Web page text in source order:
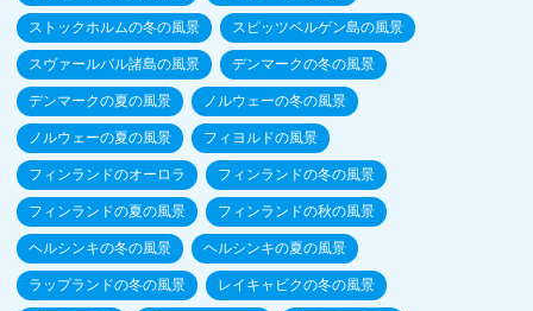
ストックホルムの冬の風景 スピッツベルゲン島の風景
スヴァールバル諸島の風景 デンマークの冬の風景
デンマークの夏の風景 ノルウェーの冬の風景
ノルウェーの夏の風景 フィヨルドの風景
フィンランドのオーロラ フィンランドの冬の風景
フィンランドの夏の風景 フィンランドの秋の風景
ヘルシンキの冬の風景 ヘルシンキの夏の風景
ラップランドの冬の風景 レイキャビクの冬の風景